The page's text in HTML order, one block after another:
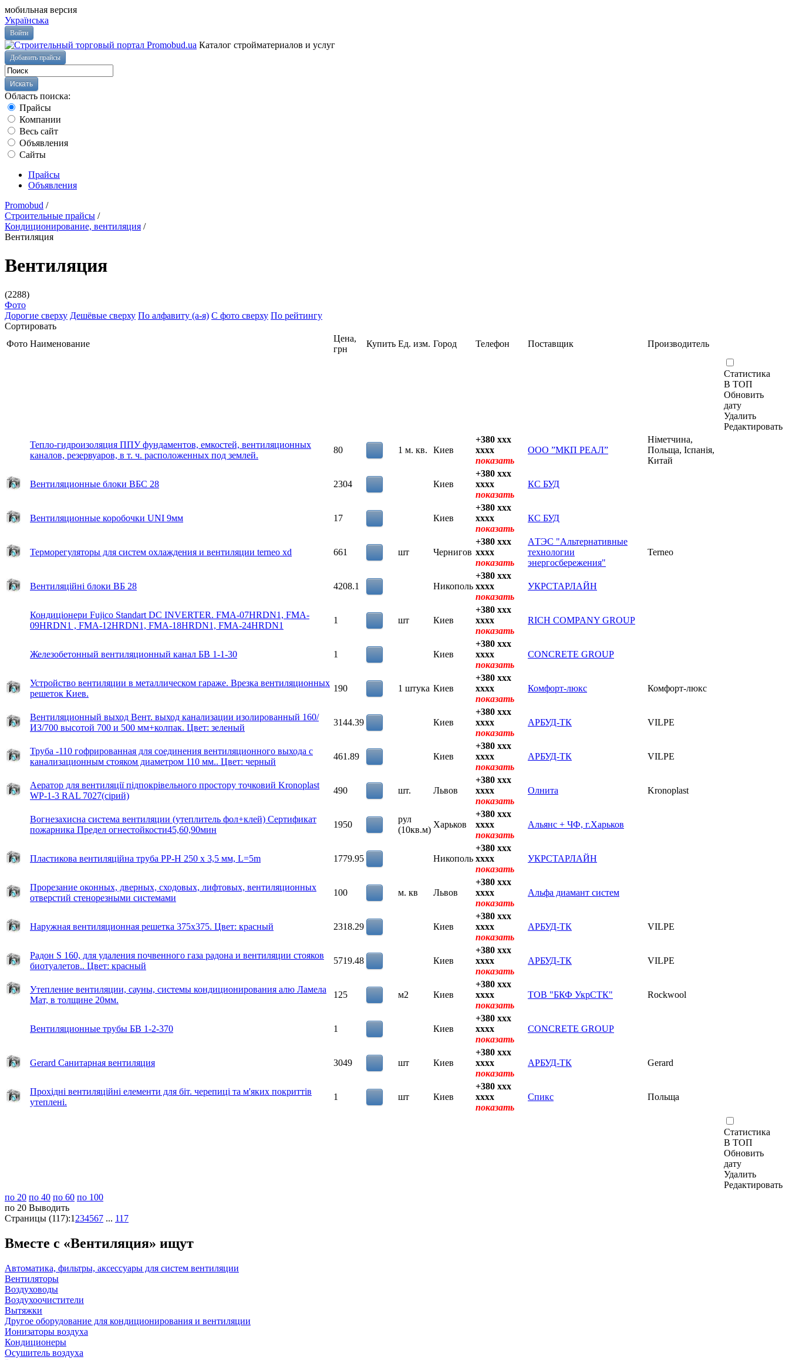
мобильная версия
Українська
Войти
Каталог стройматериалов и услуг
Добавить прайсы
Область поиска:
Прайсы
Компании
Весь сайт
Объявления
Сайты
Прайсы
Объявления
Promobud /
Строительные прайсы /
Кондиционирование, вентиляция /
Вентиляция
Вентиляция
(2288)
Фото
Дорогие сверху Дешёвые сверху По алфавиту (а-я) С фото сверху По рейтингу
Сортировать
Фото Наименование
Цена,
грн
Купить Ед. изм. Город Телефон Поставщик Производитель
Статистика
В ТОП
Обновить
дату
Удалить
Редактировать
Тепло-гидроизоляция ППУ фундаментов, емкостей, вентиляционных
каналов, резервуаров, в т. ч. расположенных под землей.
80 1 м. кв. Киев
+380 xxx
xxxx
показать
ООО ”МКП РЕАЛ”
Німетчина,
Польща, Іспанія,
Китай
Вентиляционные блоки ВБС 28 2304 Киев
+380 xxx
xxxx
показать
КС БУД
Вентиляционные коробочки UNI 9мм 17 Киев
+380 xxx
xxxx
показать
КС БУД
Терморегуляторы для систем охлаждения и вентиляции terneo xd 661 шт Чернигов
+380 xxx
xxxx
показать
AТЭC "Альтернативные
технологии
энергосбережения"
Terneo
Вентиляційні блоки ВБ 28 4208.1 Никополь
+380 xxx
xxxx
показать
УКРСТАРЛАЙН
Кондиціонери Fujico Standart DC INVERTER. FMA-07HRDN1, FMA-
09HRDN1 , FMA-12HRDN1, FMA-18HRDN1, FMA-24HRDN1
1 шт Киев
+380 xxx
xxxx
показать
RICH COMPANY GROUP
Железобетонный вентиляционный канал БВ 1-1-30 1 Киев
+380 xxx
xxxx
показать
CONCRETE GROUP
Устройство вентиляции в металлическом гараже. Врезка вентиляционных
решеток Киев.
190 1 штука Киев
+380 xxx
xxxx
показать
Комфорт-люкс Комфорт-люкс
Вентиляционный выход Вент. выход канализации изолированный 160/
ИЗ/700 высотой 700 и 500 мм+колпак. Цвет: зеленый
3144.39 Киев
+380 xxx
xxxx
показать
АРБУД-ТК VILPE
Труба -110 гофрированная для соединения вентиляционного выхода с
канализационным стояком диаметром 110 мм.. Цвет: черный
461.89 Киев
+380 xxx
xxxx
показать
АРБУД-ТК VILPE
Аератор для вентиляції підпокрівельного простору точковий Kronoplast
WP-1-3 RAL 7027(сірий)
490 шт. Львов
+380 xxx
xxxx
показать
Олнита Kronoplast
Вогнезахисна система вентиляции (утеплитель фол+клей) Сертификат
пожарника Предел огнестойкости45,60,90мин
1950
рул
(10кв.м)
Харьков
+380 xxx
xxxx
показать
Альянс + ЧФ, г.Харьков
Пластикова вентиляційна труба РР-Н 250 х 3,5 мм, L=5m 1779.95 Никополь
+380 xxx
xxxx
показать
УКРСТАРЛАЙН
Прорезание оконных, дверных, сходовых, лифтовых, вентиляционных
отверстий стенорезными системами
100 м. кв Львов
+380 xxx
xxxx
показать
Альфа диамант систем
Наружная вентиляционная решетка 375х375. Цвет: красный 2318.29 Киев
+380 xxx
xxxx
показать
АРБУД-ТК VILPE
Радон S 160, для удаления почвенного газа радона и вентиляции стояков
биотуалетов.. Цвет: красный
5719.48 Киев
+380 xxx
xxxx
показать
АРБУД-ТК VILPE
Утепление вентиляции, сауны, системы кондиционирования алю Ламела
Мат, в толщине 20мм.
125 м2 Киев
+380 xxx
xxxx
показать
ТОВ "БКФ УкрСТК" Rockwool
Вентиляционные трубы БВ 1-2-370 1 Киев
+380 xxx
xxxx
показать
CONCRETE GROUP
Gerard Санитарная вентиляция 3049 шт Киев
+380 xxx
xxxx
показать
АРБУД-ТК Gerard
Прохідні вентиляційні елементи для біт. черепиці та м'яких покриттів
утеплені.
1 шт Киев
+380 xxx
xxxx
показать
Спикс Польща
Статистика
В ТОП
Обновить
дату
Удалить
Редактировать
по 20 по 40 по 60 по 100
по 20 Выводить
Страницы (117):1 234567 ... 117
Вместе с «Вентиляция» ищут
Автоматика, фильтры, аксессуары для систем вентиляции
Вентиляторы
Воздуховоды
Воздухоочистители
Вытяжки
Другое оборудование для кондиционирования и вентиляции
Ионизаторы воздуха
Кондиционеры
Осушитель воздуха